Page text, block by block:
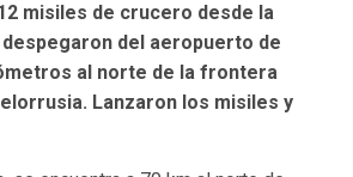
misiles de crucero desde la
del aeropuerto de
al norte de la frontera
Lanzaron los misiles y